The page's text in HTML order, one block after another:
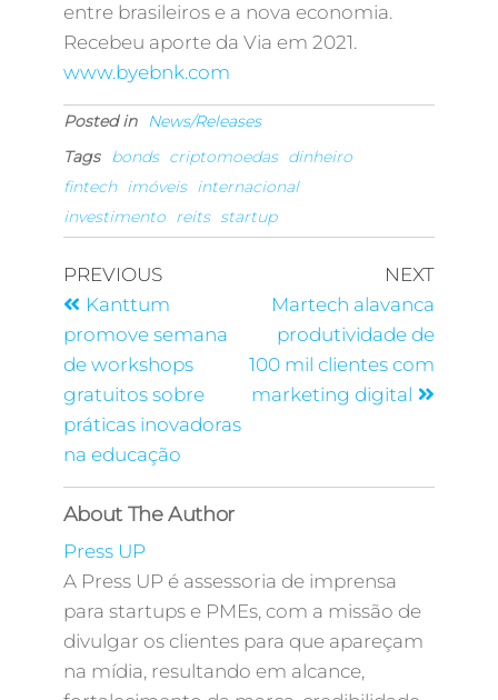
entre brasileiros e a nova economia.
Recebeu aporte da Via em 2021.
www.byebnk.com
Posted in
News/Releases
Tags
bonds criptomoedas dinheiro
fintech imóveis internacional
investimento reits startup
PREVIOUS
Kanttum
promove semana
de workshops
gratuitos sobre
práticas inovadoras
na educação
NEXT
Martech alavanca
produtividade de
100 mil clientes com
marketing digital
About The Author
Press UP
A Press UP é assessoria de imprensa
para startups e PMEs, com a missão de
divulgar os clientes para que apareçam
na mídia, resultando em alcance,